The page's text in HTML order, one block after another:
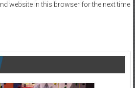
website in this browser for the next time